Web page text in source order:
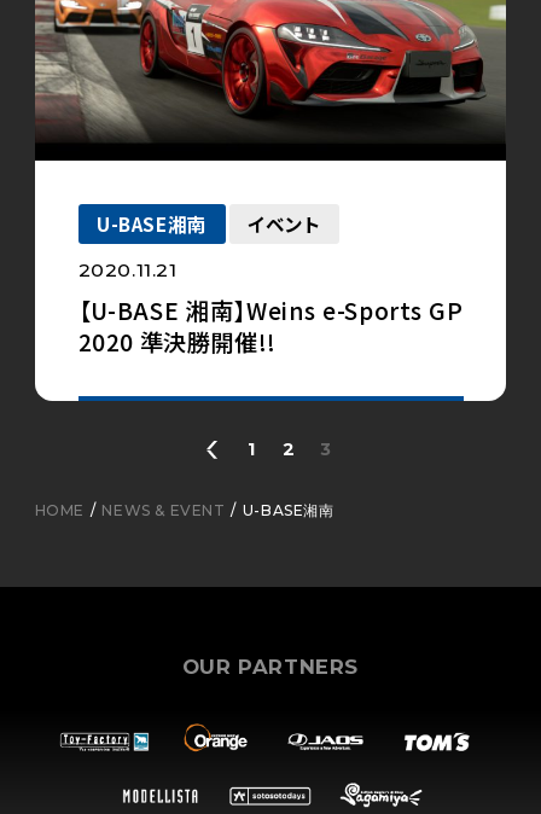
U-BASE湘南 イベント
2020.11.21
【U-BASE 湘南】Weins e-Sports GP
2020 準決勝開催!!
1 2 3
HOME NEWS & EVENT U-BASE湘南
OUR PARTNERS